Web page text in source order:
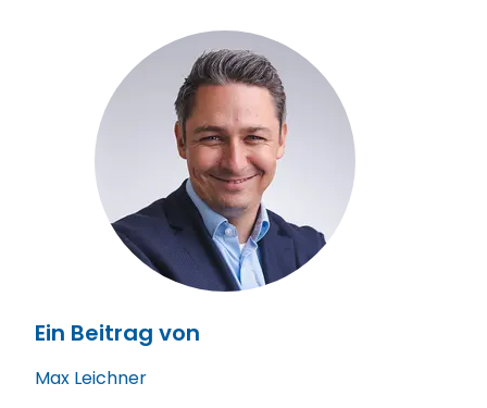
Ein Beitrag von
Max Leichner